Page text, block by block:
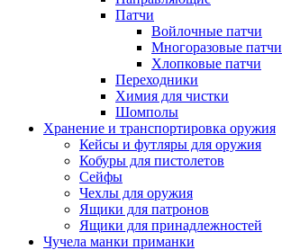
Патчи
Войлочные патчи
Многоразовые патчи
Хлопковые патчи
Переходники
Химия для чистки
Шомполы
Хранение и транспортировка оружия
Кейсы и футляры для оружия
Кобуры для пистолетов
Сейфы
Чехлы для оружия
Ящики для патронов
Ящики для принадлежностей
Чучела манки приманки